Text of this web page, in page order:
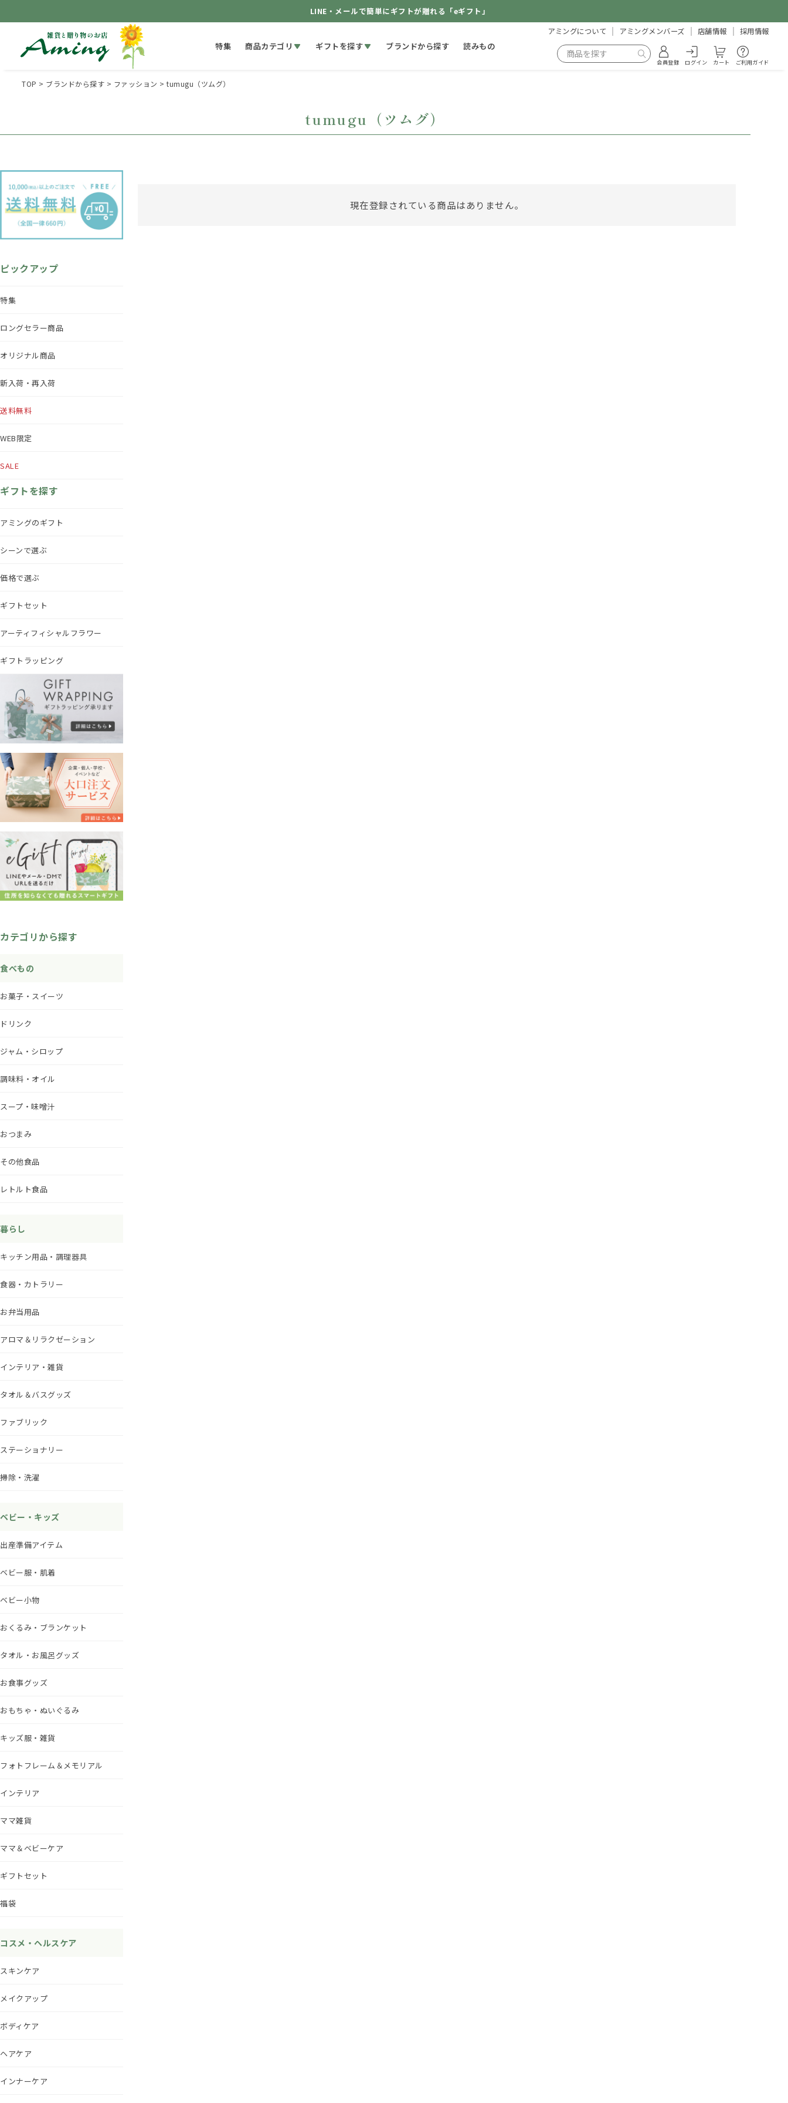
LINE・メールで簡単にギフトが贈れる「eギフト」
特集 商品カテゴリ ギフトを探す ブランドから探す 読みもの
アミングについて アミングメンバーズ 店舗情報 採用情報
会員登録 ログイン カート ご利用ガイド
TOP ブランドから探す ファッション tumugu（ツムグ）
tumugu（ツムグ）
ピックアップ
特集
ロングセラー商品
オリジナル商品
新入荷・再入荷
送料無料
WEB限定
SALE
ギフトを探す
アミングのギフト
シーンで選ぶ
価格で選ぶ
ギフトセット
アーティフィシャルフラワー
ギフトラッピング
カテゴリから探す
食べもの
お菓子・スイーツ
ドリンク
ジャム・シロップ
調味料・オイル
スープ・味噌汁
おつまみ
その他食品
レトルト食品
暮らし
キッチン用品・調理器具
食器・カトラリー
お弁当用品
アロマ＆リラクゼーション
インテリア・雑貨
タオル＆バスグッズ
ファブリック
ステーショナリー
掃除・洗濯
ベビー・キッズ
出産準備アイテム
ベビー服・肌着
ベビー小物
おくるみ・ブランケット
タオル・お風呂グッズ
お食事グッズ
おもちゃ・ぬいぐるみ
キッズ服・雑貨
フォトフレーム＆メモリアル
インテリア
ママ雑貨
ママ＆ベビーケア
ギフトセット
福袋
コスメ・ヘルスケア
スキンケア
メイクアップ
ボディケア
ヘアケア
インナーケア
現在登録されている商品はありません。